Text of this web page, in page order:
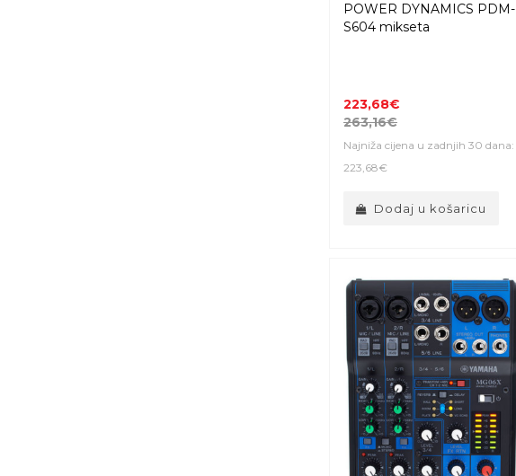
POWER DYNAMICS PDM-
S604 mikseta
223,68€
263,16€
Najniža cijena u zadnjih 30 dana:
223,68€
Dodaj u košaricu